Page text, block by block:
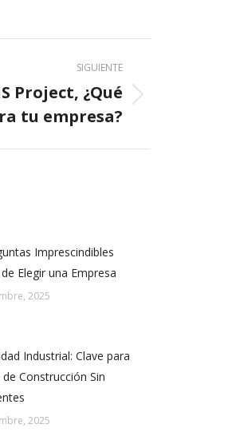
SIGUIENTE
Project, ¿Qué
tu empresa?
Imprescindibles
Elegir una Empresa
2025
Industrial: Clave para
Construcción Sin
2025